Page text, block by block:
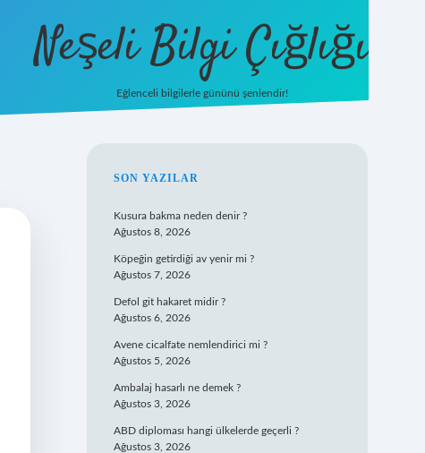
Neşeli Bilgi Çığlığı
Eğlenceli bilgilerle gününü şenlendir!
SIDEBAR
SON YAZILAR
Kusura bakma neden denir ?
Ağustos 8, 2026
Köpeğin getirdiği av yenir mi ?
Ağustos 7, 2026
Defol git hakaret midir ?
Ağustos 6, 2026
Avene cicalfate nemlendirici mi ?
Ağustos 5, 2026
Ambalaj hasarlı ne demek ?
Ağustos 3, 2026
ABD diploması hangi ülkelerde geçerli ?
Ağustos 3, 2026